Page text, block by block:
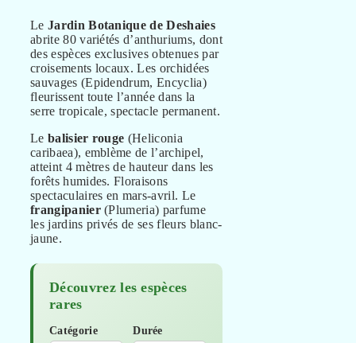
Le Jardin Botanique de Deshaies
abrite 80 variétés d’anthuriums, dont
des espèces exclusives obtenues par
croisements locaux. Les orchidées
sauvages (Epidendrum, Encyclia)
fleurissent toute l’année dans la
serre tropicale, spectacle permanent.
Le balisier rouge (Heliconia
caribaea), emblème de l’archipel,
atteint 4 mètres de hauteur dans les
forêts humides. Floraisons
spectaculaires en mars-avril. Le
frangipanier(Plumeria) parfume
les jardins privés de ses fleurs blanc-
jaune.
Découvrez les espèces
rares
Catégorie Durée